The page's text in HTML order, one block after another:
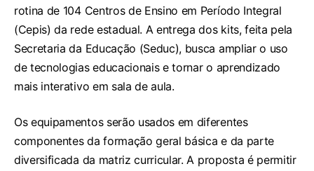
rotina de 104 Centros de Ensino em Período Integral
(Cepis) da rede estadual. A entrega dos kits, feita pela
Secretaria da Educação (Seduc), busca ampliar o uso
de tecnologias educacionais e tornar o aprendizado
mais interativo em sala de aula.
Os equipamentos serão usados em diferentes
componentes da formação geral básica e da parte
diversificada da matriz curricular. A proposta é permitir